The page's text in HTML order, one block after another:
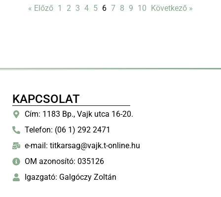
« Előző 1 2 3 4 5 6 7 8 9 10 Következő »
KAPCSOLAT
Cím: 1183 Bp., Vajk utca 16-20.
Telefon: (06 1) 292 2471
e-mail: titkarsag@vajk.t-online.hu
OM azonosító: 035126
Igazgató: Galgóczy Zoltán